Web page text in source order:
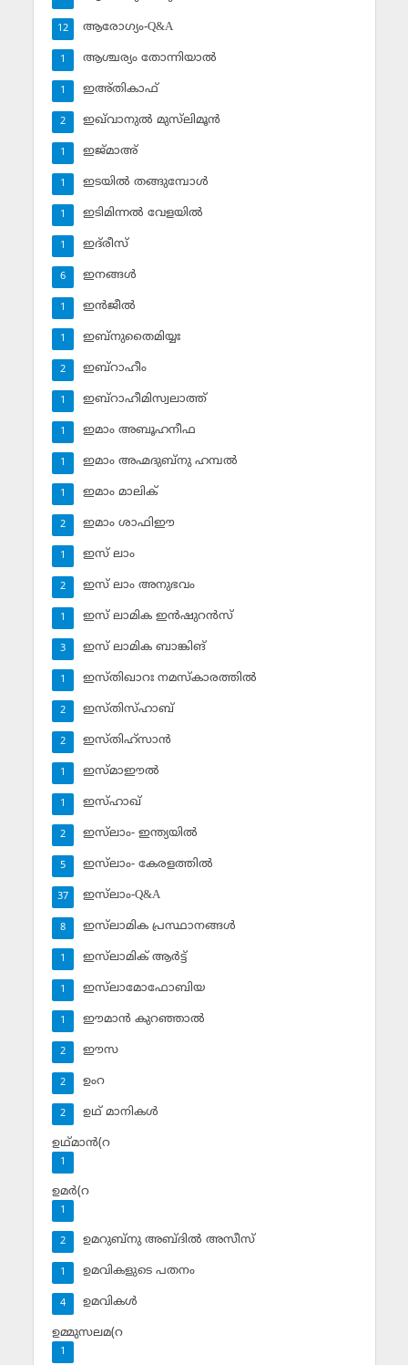
ആരോഗ്യം-Q&A
12
ആശ്ചര്യം തോന്നിയാല്‍
1
ഇഅ്തികാഫ്‌
1
ഇഖ്‌വാനുല്‍ മുസ്‌ലിമൂന്‍
2
ഇജ്മാഅ്
1
ഇടയില്‍ തങ്ങുമ്പോള്‍
1
ഇടിമിന്നല്‍ വേളയില്‍
1
ഇദ്‌രീസ്‌
1
ഇനങ്ങള്‍
6
ഇന്‍ജീല്‍
1
ഇബ്‌നുതൈമിയ്യഃ
1
ഇബ്‌റാഹീം
2
ഇബ്‌റാഹീമിസ്വലാത്ത്
1
ഇമാം അബൂഹനീഫ
1
ഇമാം അഹ്മദുബ്‌നു ഹമ്പല്‍
1
ഇമാം മാലിക്
1
ഇമാം ശാഫിഈ
2
ഇസ് ലാം
1
ഇസ് ലാം അനുഭവം
2
ഇസ് ലാമിക ഇന്‍ഷുറന്‍സ്‌
1
ഇസ് ലാമിക ബാങ്കിങ്‌
3
ഇസ്തിഖാറഃ നമസ്‌കാരത്തില്‍
1
ഇസ്തിസ്ഹാബ്
2
ഇസ്തിഹ്‌സാന്‍
2
ഇസ്മാഈല്‍
1
ഇസ്ഹാഖ്‌
1
ഇസ്‌ലാം- ഇന്ത്യയില്‍
2
ഇസ്‌ലാം- കേരളത്തില്‍
5
ഇസ്‌ലാം-Q&A
37
ഇസ്‌ലാമിക പ്രസ്ഥാനങ്ങള്‍
8
ഇസ്‌ലാമിക് ആര്‍ട്ട്
1
ഇസ്‌ലാമോഫോബിയ
1
ഈമാന്‍ കുറഞ്ഞാല്‍
1
ഈസ
2
ഉംറ
2
ഉഥ് മാനികള്‍
2
ഉഥ്മാന്‍(റ
1
ഉമര്‍(റ
1
ഉമറുബ്‌നു അബ്ദില്‍ അസീസ്‌
2
ഉമവികളുടെ പതനം
1
ഉമവികള്‍
4
ഉമ്മുസലമ(റ
1